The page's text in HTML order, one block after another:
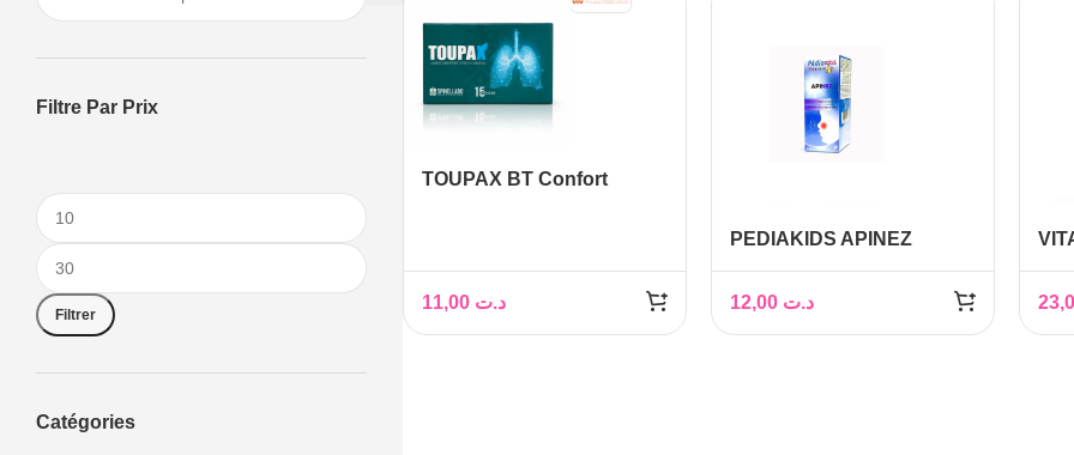
Filtre Par Prix
Filtrer
Catégories
TOUPAX BT Confort
د.ت
PEDIAKIDS APINEZ
د.ت